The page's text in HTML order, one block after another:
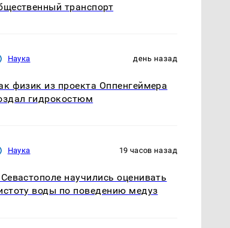
транспорт
Наука день назад
физик из проекта Оппенгеймера
гидрокостюм
Наука 19 часов назад
научились оценивать
воды по поведению медуз